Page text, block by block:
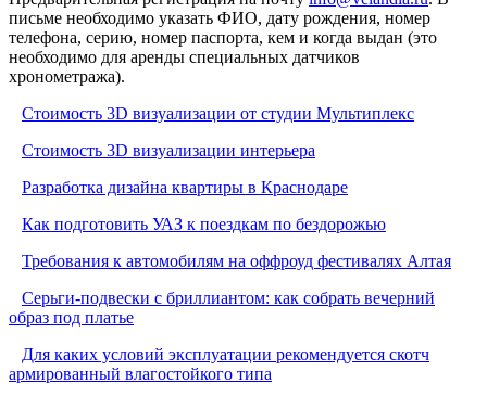
письме необходимо указать ФИО, дату рождения, номер
телефона, серию, номер паспорта, кем и когда выдан (это
необходимо для аренды специальных датчиков
хронометража).
Стоимость 3D визуализации от студии Мультиплекс
Стоимость 3D визуализации интерьера
Разработка дизайна квартиры в Краснодаре
Как подготовить УАЗ к поездкам по бездорожью
Требования к автомобилям на оффроуд фестивалях Алтая
Серьги-подвески с бриллиантом: как собрать вечерний
образ под платье
Для каких условий эксплуатации рекомендуется скотч
армированный влагостойкого типа